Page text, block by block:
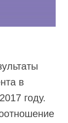
в
году.